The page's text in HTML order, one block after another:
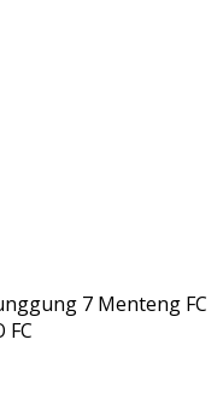
7 Menteng FC
FC